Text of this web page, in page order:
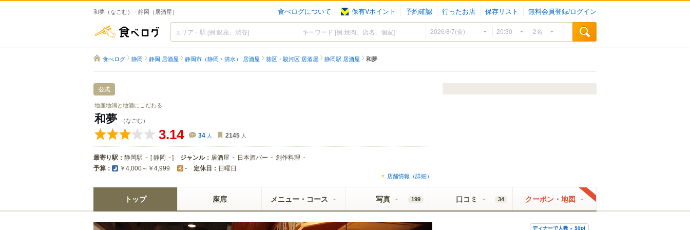
和夢（なごむ） - 静岡（居酒屋） 食べログについて 保有Vポイント 予約確認 行ったお店 保存リスト 無料会員登録/ログイン
食べログ
食べログ 静岡 静岡 居酒屋 静岡市（静岡・清水） 居酒屋 葵区・駿河区 居酒屋 静岡駅 居酒屋 和夢
公式
地産地消と地酒にこだわる
和夢 （なごむ）
3.14 34 人 2145 人
最寄り駅： 静岡駅 [静岡 ] ジャンル： 居酒屋 日本酒バー 創作料理
予算： ￥4,000～￥4,999 - 定休日： 日曜日
店舗情報（詳細）
トップ 座席 メニュー・コース 写真 199 口コミ 34 クーポン・地図
ディナーで人数 × 50pt